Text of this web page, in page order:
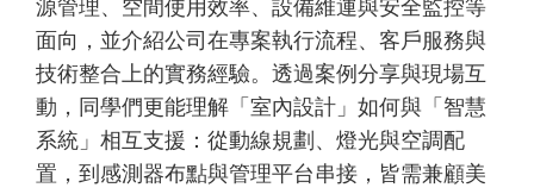
源管理、空間使用效率、設備維運與安全監控等
面向，並介紹公司在專案執行流程、客戶服務與
技術整合上的實務經驗。透過案例分享與現場互
動，同學們更能理解「室內設計」如何與「智慧
系統」相互支援：從動線規劃、燈光與空調配
置，到感測器布點與管理平台串接，皆需兼顧美